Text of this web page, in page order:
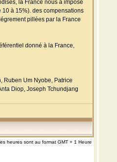
la France nous a imposé
à 15%). des compensations
pillées par la France
donné à la France,
Ruben Um Nyobe, Patrice
Diop, Joseph Tchundjang
heures sont au format GMT + 1 Heure